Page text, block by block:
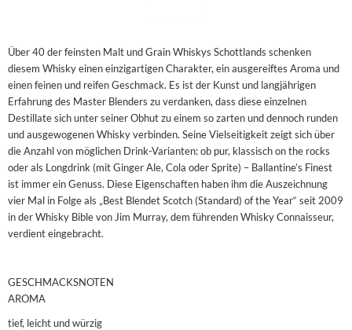
Über 40 der feinsten Malt und Grain Whiskys Schottlands schenken
diesem Whisky einen einzigartigen Charakter, ein ausgereiftes Aroma und
einen feinen und reifen Geschmack. Es ist der Kunst und langjährigen
Erfahrung des Master Blenders zu verdanken, dass diese einzelnen
Destillate sich unter seiner Obhut zu einem so zarten und dennoch runden
und ausgewogenen Whisky verbinden. Seine Vielseitigkeit zeigt sich über
die Anzahl von möglichen Drink-Varianten: ob pur, klassisch on the rocks
oder als Longdrink (mit Ginger Ale, Cola oder Sprite) – Ballantine’s Finest
ist immer ein Genuss. Diese Eigenschaften haben ihm die Auszeichnung
vier Mal in Folge als „Best Blendet Scotch (Standard) of the Year“ seit 2009
in der Whisky Bible von Jim Murray, dem führenden Whisky Connaisseur,
verdient eingebracht.
GESCHMACKSNOTEN
AROMA
tief, leicht und würzig